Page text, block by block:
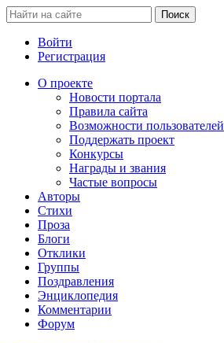
Войти
Регистрация
О проекте
Новости портала
Правила сайта
Возможности пользователей
Поддержать проект
Конкурсы
Награды и звания
Частые вопросы
Авторы
Стихи
Проза
Блоги
Отклики
Группы
Поздравления
Энциклопедия
Комментарии
Форум